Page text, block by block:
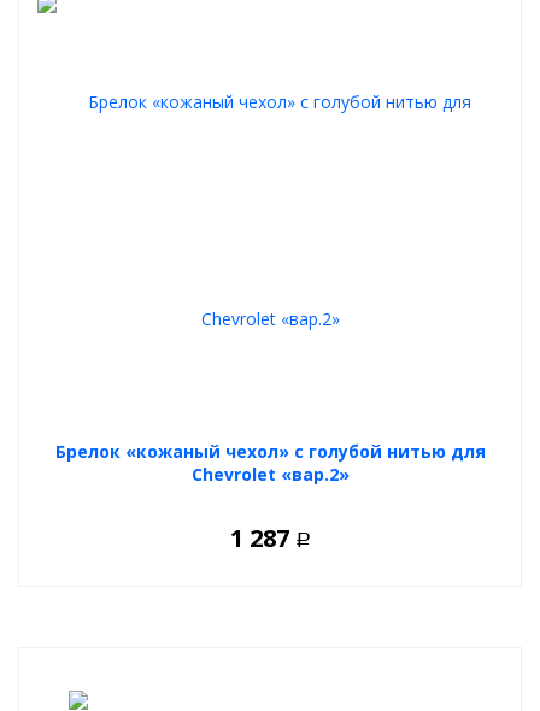
Брелок «кожаный чехол» с голубой нитью для
Chevrolet «вар.2»
1 287 Р